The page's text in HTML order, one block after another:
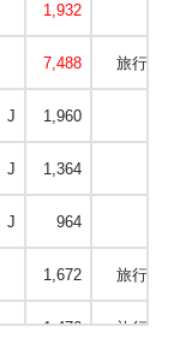
1,932
7,488 旅行兼ね
J 1,960
J 1,364
J 964
1,672 旅行兼ね
1,476 旅行兼ね